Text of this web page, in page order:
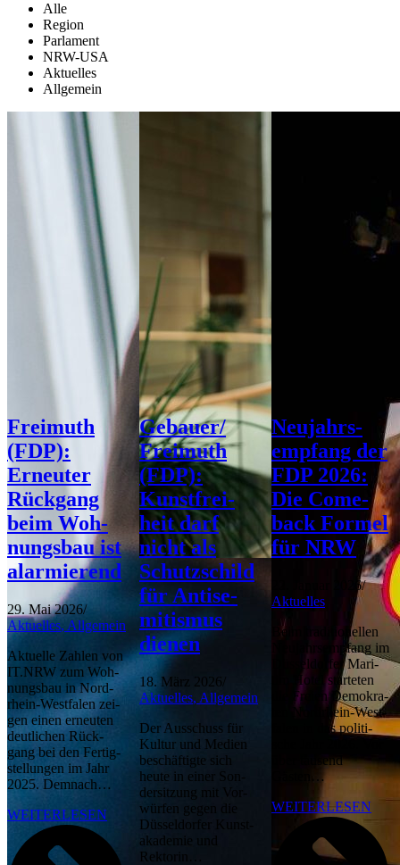
Alle
Regi­on
Par­la­ment
NRW-USA
Aktu­el­les
All­ge­mein
Frei­muth
(FDP):
Erneu­ter
Rück­gang
beim Woh­
nungs­bau ist
alarmierend
29. Mai 2026/
Aktu­el­les, All­ge­mein
Aktu­el­le Zah­len von
IT.NRW zum Woh­
nungs­bau in Nor­d­
rhein-Wes­t­­fa­­len zei­
gen einen erneu­ten
deut­li­chen Rück­
gang bei den Fer­tig­
stel­lun­gen im Jahr
2025. Demnach…
WEI­TER­LE­SEN
Gebauer/​​
Freimuth
(FDP):
Kunst­frei­
heit darf
nicht als
Schutz­schild
für Anti­se­
mi­tis­mus
dienen
18. März 2026
Aktu­el­les, All­ge­mein
Der Aus­schuss für
Kul­tur und Medi­en
beschäf­tig­te sich
heu­te in einer Son­
der­sit­zung mit Vor­
wür­fen gegen die
Düs­sel­dor­fer Kunst­
aka­de­mie und
Rektorin…
Neu­jahrs­
emp­fang der
FDP 2026:
Die Come­
back For­mel
für NRW
22. Janu­ar 2026/
Aktu­el­les
Beim tra­di­tio­nel­len
Neu­jahrs­emp­fang im
Düs­sel­dor­fer Mari­
tim Hotel star­te­ten
die Frei­en Demo­kra­
ten Nor­d­rhein-Wes­t­­
fa­­len in das poli­ti­
über tau­send
Gästen…
WEI­TER­LE­SEN